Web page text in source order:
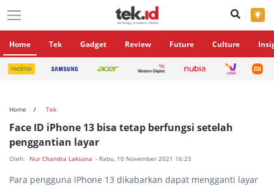
×
Home Tek Gadget Review Future Culture
Home Tek
Face ID iPhone 13 bisa tetap berfungsi setelah
penggantian layar
Oleh: Nur Chandra Laksana - Rabu, 10 November 2021 16:23
Para pengguna iPhone 13 dikabarkan dapat mengganti layar